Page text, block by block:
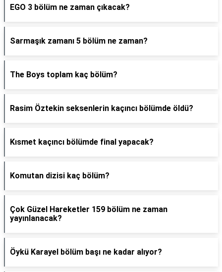
EGO 3 bölüm ne zaman çıkacak?
Sarmaşık zamanı 5 bölüm ne zaman?
The Boys toplam kaç bölüm?
Rasim Öztekin seksenlerin kaçıncı bölümde öldü?
Kısmet kaçıncı bölümde final yapacak?
Komutan dizisi kaç bölüm?
Çok Güzel Hareketler 159 bölüm ne zaman
yayınlanacak?
Öykü Karayel bölüm başı ne kadar alıyor?